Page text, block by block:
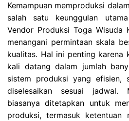
Kemampuan memproduksi
salah satu keunggulan
Vendor Produksi Toga Wisuda
menangani permintaan skala
kualitas. Hal ini penting karena
kali datang dalam jumlah
sistem produksi yang efisien,
diselesaikan sesuai jadwal.
biasanya ditetapkan untuk
produksi, termasuk